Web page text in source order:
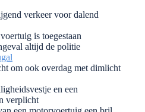
verkeer voor dalend
is toegestaan
altijd de politie
om ook overdag met dimlicht
en een
verplicht